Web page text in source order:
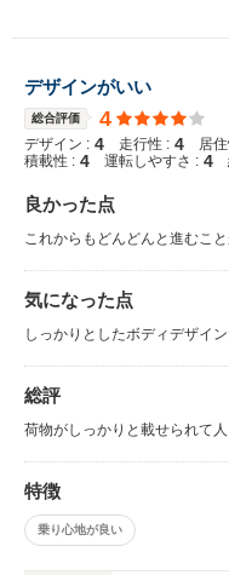
デザインがいい
総合評価 4
デザイン : 4 走行性 : 4 居
積載性 : 4 運転しやすさ : 4
良かった点
これからもどんどんと進むこ
気になった点
しっかりとしたボディデザイ
総評
荷物がしっかりと載せられて
特徴
乗り心地が良い